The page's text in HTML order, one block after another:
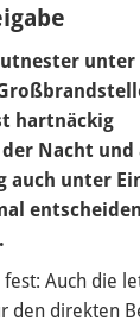
unter
hartnäckig
Nacht und
auch unter
Auch die
den direkten